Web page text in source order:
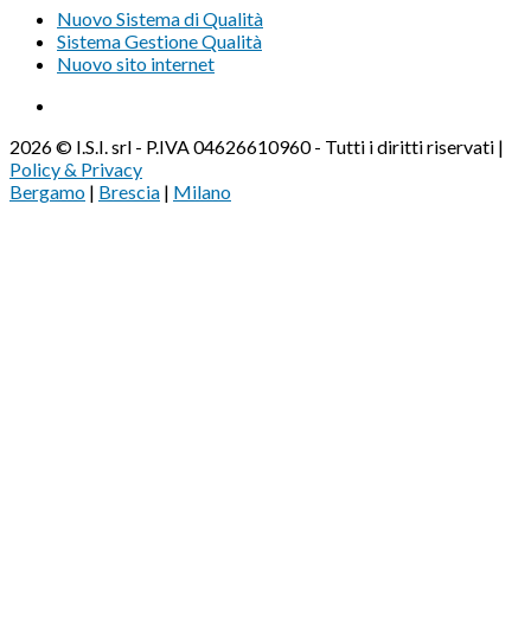
Nuovo Sistema di Qualità
Sistema Gestione Qualità
Nuovo sito internet
2026 © I.S.I. srl - P.IVA 04626610960 - Tutti i diritti riservati |
Policy & Privacy
Bergamo | Brescia | Milano